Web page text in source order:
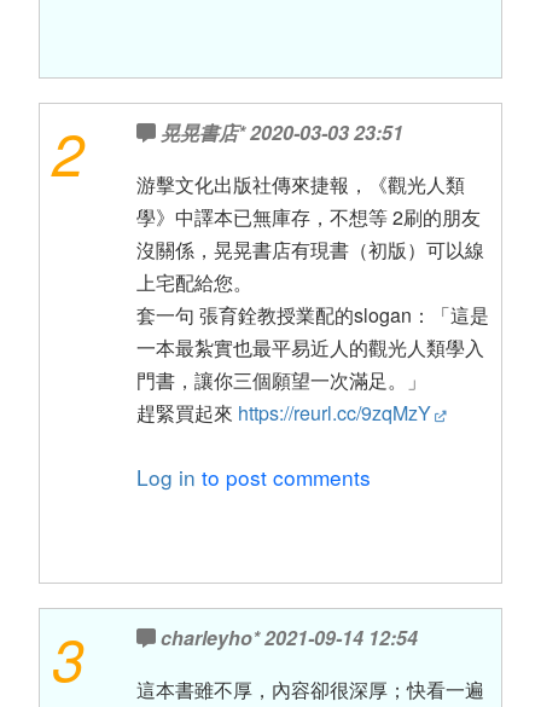
2 晃晃書店*2020-03-03 23:51
游擊文化出版社傳來捷報，《觀光人類
學》中譯本已無庫存，不想等 2刷的朋友
沒關係，晃晃書店有現書（初版）可以線
上宅配給您。
套一句 張育銓教授業配的slogan：「這是
一本最紮實也最平易近人的觀光人類學入
門書，讓你三個願望一次滿足。」
趕緊買起來 https://reurl.cc/9zqMzY
Log in to post comments
3 charleyho*2021-09-14 12:54
這本書雖不厚，內容卻很深厚；快看一遍